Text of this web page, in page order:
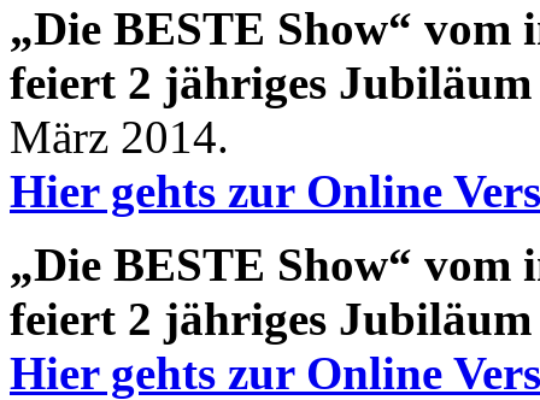
„Die BESTE Show“
feiert 2 jähriges Jubiläum
März 2014.
Hier gehts zur Online
„Die BESTE Show“
feiert 2 jähriges Jubiläum
Hier gehts zur Online